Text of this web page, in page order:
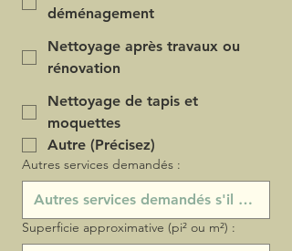
déménagement
Nettoyage après travaux ou
rénovation
Nettoyage de tapis et
moquettes
Autre (Précisez)
Autres services demandés :
Superficie approximative (pi² ou m²) :